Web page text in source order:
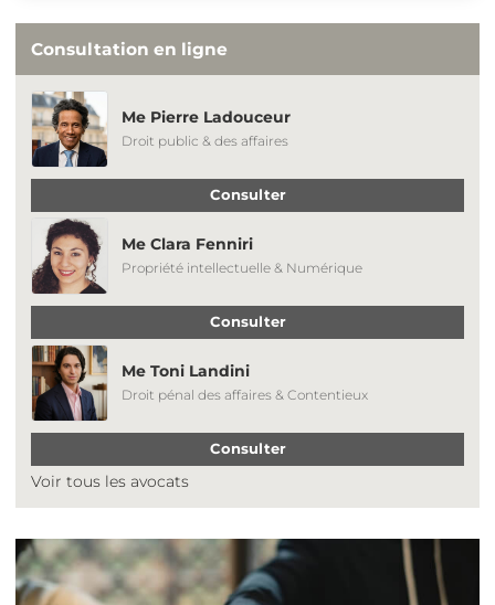
Consultation en ligne
Me Pierre Ladouceur
Droit public & des affaires
Consulter
Me Clara Fenniri
Propriété intellectuelle & Numérique
Consulter
Me Toni Landini
Droit pénal des affaires & Contentieux
Consulter
Voir tous les avocats